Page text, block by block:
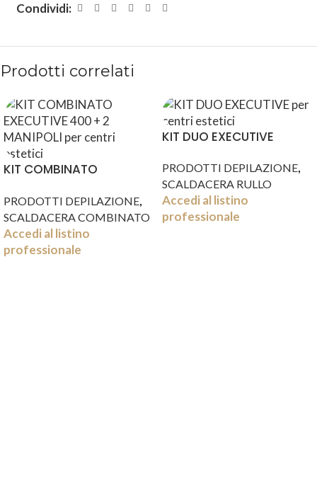
Condividi:
Prodotti correlati
KIT COMBINATO
MANIPOLI
PRODOTTI DEPILAZIONE,
SCALDACERA COMBINATO
Accedi al listino
professionale
KIT DUO EXECUTIVE
PRODOTTI DEPILAZIONE,
SCALDACERA RULLO
Accedi al listino
professionale